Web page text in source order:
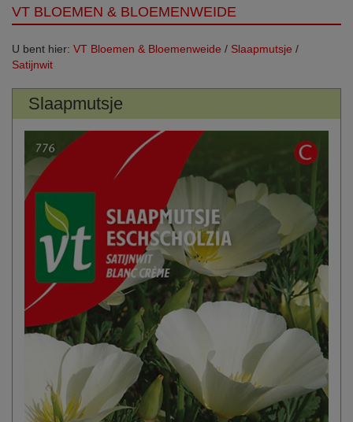
VT BLOEMEN & BLOEMENWEIDE
U bent hier: VT Bloemen & Bloemenweide / Slaapmutsje /
Satijnwit
Slaapmutsje